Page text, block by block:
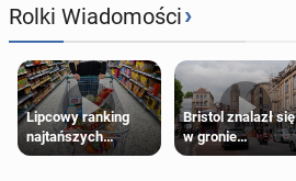
Rolki Wiadomości›
Lipcowy ranking
najtańszych
supermarketów
Bristol znalazł się
w gronie
najlepszych